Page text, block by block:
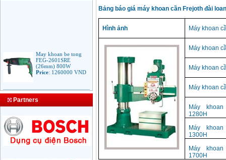
FEG-2601SRE
(26mm) 800W
Price:1260000
Bang gia mui khoan
rut loi be tong
May Khoan Bosch
GSB 16RE (750W)
Partners
Bảng báo giá máy khoan cần Frejoth đài loan
Hình ảnh Máy khoan
Máy khoan
Máy khoan
Máy khoan
Máy
1280H
Máy
1300H
Máy
1700H